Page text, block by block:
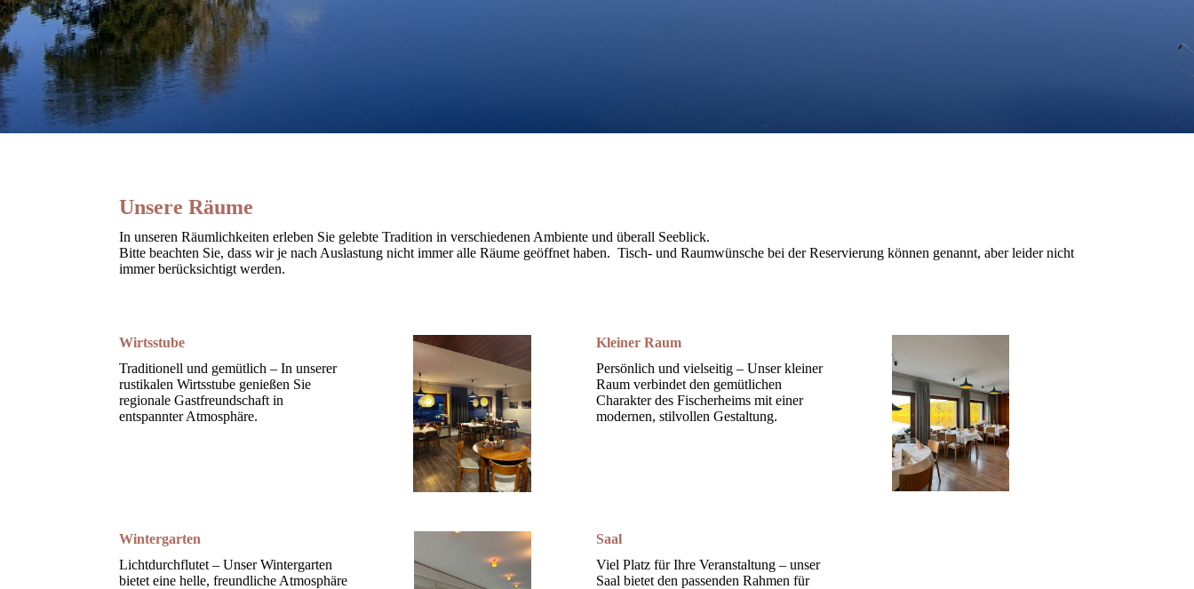
Unsere Räume
In unseren Räumlichkeiten erleben Sie gelebte Tradition in verschiedenen Ambiente und überall Seeblick.
Bitte beachten Sie, dass wir je nach Auslastung nicht immer alle Räume geöffnet haben. Tisch- und Raumwünsche bei der Reservierung können genannt, aber leider nicht
immer berücksichtigt werden.
Wirtsstube
Traditionell und gemütlich – In unserer
rustikalen Wirtsstube genießen Sie
regionale Gastfreundschaft in
entspannter Atmosphäre.
Kleiner Raum
Persönlich und vielseitig – Unser kleiner
Raum verbindet den gemütlichen
Charakter des Fischerheims mit einer
modernen, stilvollen Gestaltung.
Wintergarten
Lichtdurchflutet – Unser Wintergarten
bietet eine helle, freundliche Atmosphäre
Saal
Viel Platz für Ihre Veranstaltung – unser
Saal bietet den passenden Rahmen für